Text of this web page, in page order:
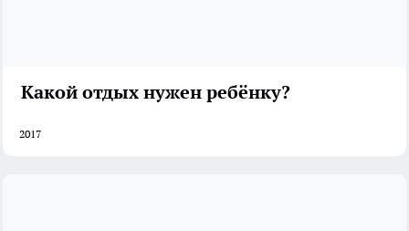
Какой отдых нужен ребёнку?
2017